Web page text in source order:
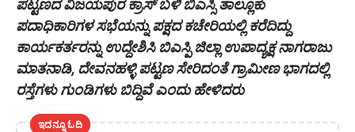
ಪಟ್ಟಣದ ವಿಜಯಪುರ ಕ್ರಾಸ್ ಬಳಿ ಬಿಎಸ್ಸಿ ತಾಲ್ಲೂಕು
ಪದಾಧಿಕಾರಿಗಳ ಸಭೆಯನ್ನು ಪಕ್ಷದ ಕಚೇರಿಯಲ್ಲಿ ಕರೆದಿದ್ದು
ಕಾರ್ಯಕರ್ತರನ್ನು ಉದ್ದೇಶಿಸಿ ಬಿಎಸ್ಪಿ ಜಿಲ್ಲಾ ಉಪಾದ್ಯಕ್ಷ ನಾಗರಾಜು
ಮಾತನಾಡಿ, ದೇವನಹಳ್ಳಿ ಪಟ್ಟಣ ಸೇರಿದಂತೆ ಗ್ರಾಮೀಣ ಭಾಗದಲ್ಲಿ
ರಸ್ತೆಗಳು ಗುಂಡಿಗಳು ಬಿದ್ದಿವೆ ಎಂದು ಹೇಳಿದರು
ಇದನ್ನೂ ಓದಿ